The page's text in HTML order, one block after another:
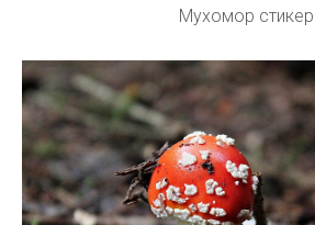
Мухомор стикер